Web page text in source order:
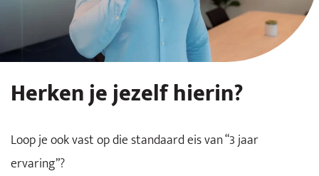
Herken je jezelf hierin?
Loop je ook vast op die standaard eis van “3 jaar
ervaring”?